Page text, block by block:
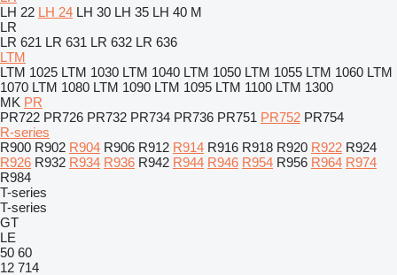
LH 22 LH 24 LH 30 LH 35 LH 40 M
LR
LR 621 LR 631 LR 632 LR 636
LTM
LTM 1025 LTM 1030 LTM 1040 LTM 1050 LTM 1055 LTM 1060 LTM
1070 LTM 1080 LTM 1090 LTM 1095 LTM 1100 LTM 1300
MK PR
PR722 PR726 PR732 PR734 PR736 PR751 PR752 PR754
R-series
R900 R902 R904 R906 R912 R914 R916 R918 R920 R922 R924
R926 R932 R934 R936 R942 R944 R946 R954 R956 R964 R974
R984
T-series
T-series
GT
LE
50 60
12 714